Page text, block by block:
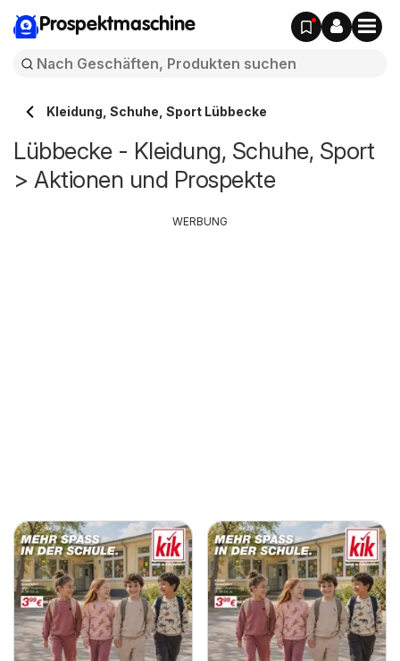
Prospektmaschine
Kleidung, Schuhe, Sport Lübbecke
Lübbecke - Kleidung, Schuhe, Sport
> Aktionen und Prospekte
WERBUNG